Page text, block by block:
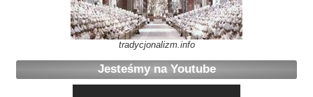
tradycjonalizm.info
Jesteśmy na Youtube